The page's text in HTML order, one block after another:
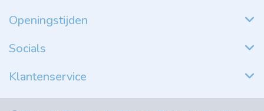
Openingstijden
Socials
Klantenservice